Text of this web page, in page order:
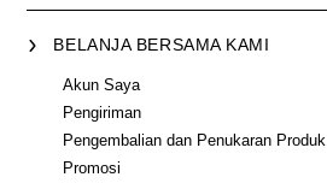
BELANJA BERSAMA KAMI
Akun Saya
Pengiriman
Pengembalian dan Penukaran Produk
Promosi